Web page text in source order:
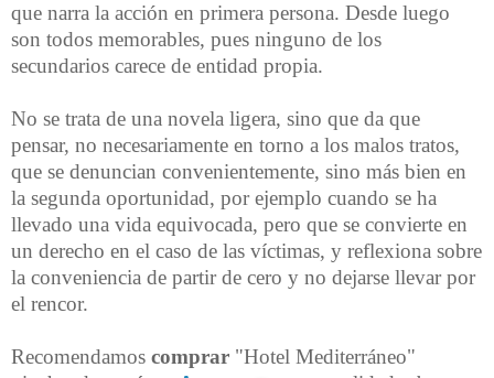
que narra la acción en primera persona. Desde luego
son todos memorables, pues ninguno de los
secundarios carece de entidad propia.
No se trata de una novela ligera, sino que da que
pensar, no necesariamente en torno a los malos tratos,
que se denuncian convenientemente, sino más bien en
la segunda oportunidad, por ejemplo cuando se ha
llevado una vida equivocada, pero que se convierte en
un derecho en el caso de las víctimas, y reflexiona sobre
la conveniencia de partir de cero y no dejarse llevar por
el rencor.
Recomendamos comprar "Hotel Mediterráneo"